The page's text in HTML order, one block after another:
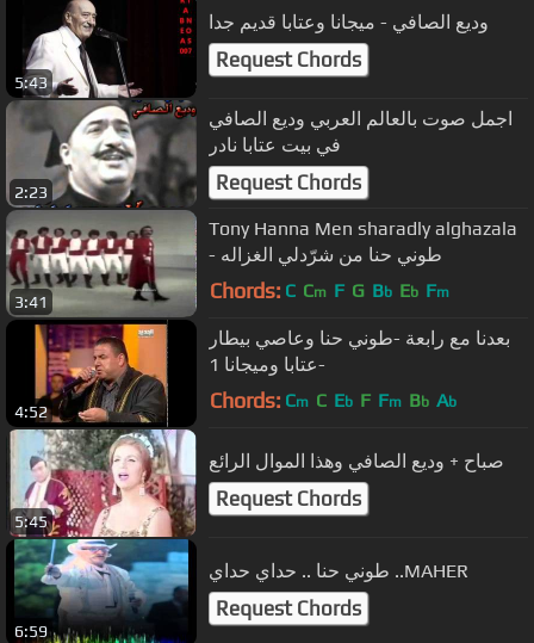
5:43
وديع الصافي - ميجانا وعتابا قديم جدا
Request Chords
2:23
اجمل صوت بالعالم العربي وديع الصافي
في بيت عتابا نادر
Request Chords
3:41
Tony Hanna Men sharadly alghazala
Chords: C Cm F G Bb Eb Fm
4:52
بعدنا مع رابعة -طوني حنا وعاصي بيطار
-عتابا وميجانا 1
Chords: Cm C Eb F Fm Bb Ab
5:45
صباح + وديع الصافي وهذا الموال الرائع
Request Chords
6:59
طوني حنا .. حداي حداي ..MAHER
Request Chords